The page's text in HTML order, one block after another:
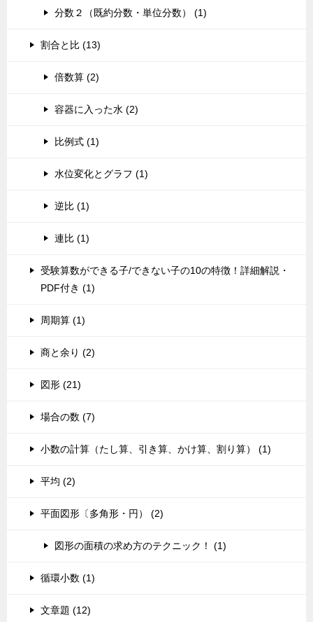
分数２（既約分数・単位分数） (1)
割合と比 (13)
倍数算 (2)
容器に入った水 (2)
比例式 (1)
水位変化とグラフ (1)
逆比 (1)
連比 (1)
受験算数ができる子/できない子の10の特徴！詳細解説・
PDF付き (1)
周期算 (1)
商と余り (2)
図形 (21)
場合の数 (7)
小数の計算（たし算、引き算、かけ算、割り算） (1)
平均 (2)
平面図形〔多角形・円） (2)
図形の面積の求め方のテクニック！ (1)
循環小数 (1)
文章題 (12)